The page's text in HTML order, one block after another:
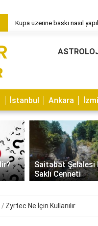
Kupa üzerine baskı nasıl
İstanbul Ankara
Falda Denizatı
Anlama Gelir?
Zyrtec Ne İçin Kullanılır